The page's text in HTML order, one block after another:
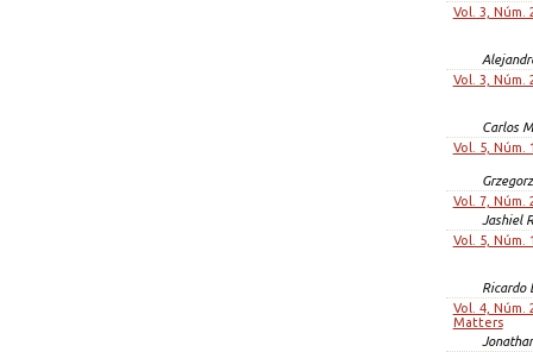
Vol. 3, Núm.
Vol. 3, Núm.
Carlos
Vol. 5, Núm.
Vol. 7, Núm.
Jashiel
Vol. 5, Núm.
Ricardo
Vol. 4, Núm.
Matters